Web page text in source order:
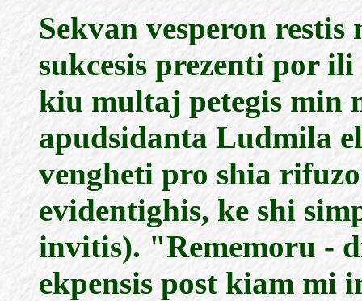
Sekvan vesperon
sukcesis prezenti por
kiu multaj petegis min
apudsidanta Ludmila
vengheti pro shia
evidentighis, ke shi
invitis). "Rememoru -
ekpensis post kiam mi